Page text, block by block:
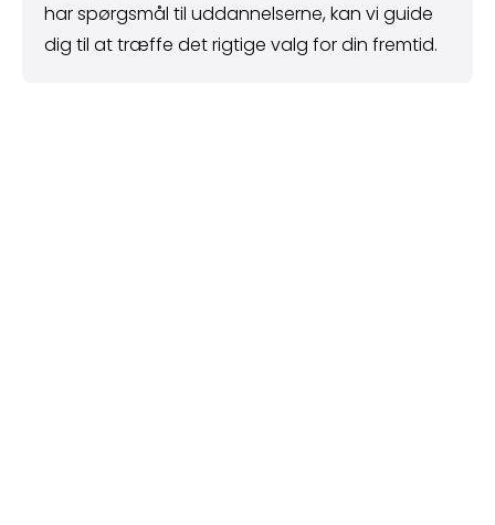
har spørgsmål til uddannelserne, kan vi guide
dig til at træffe det rigtige valg for din fremtid.